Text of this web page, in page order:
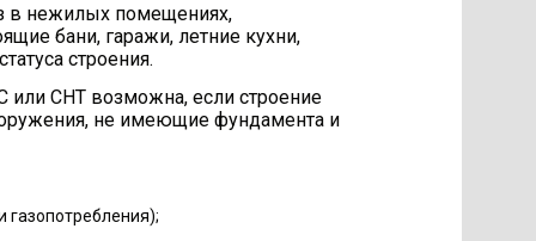
в нежилых помещениях,
бани, гаражи, летние кухни,
строения.
или СНТ возможна, если строение
не имеющие фундамента и
газопотребления);